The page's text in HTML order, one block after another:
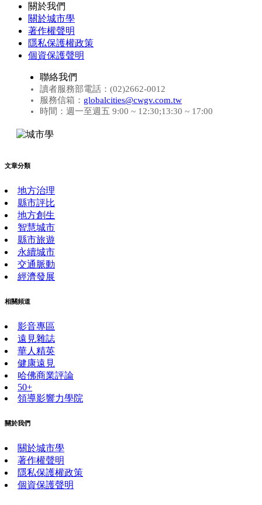
關於我們
關於城市學
著作權聲明
隱私保護權政策
個資保護聲明
聯絡我們
讀者服務部電話：(02)2662-0012
服務信箱： globalcities@cwgv.com.tw
時間：週一至週五 9:00 ~ 12:30;13:30 ~ 17:00
文章分類
地方治理
縣市評比
地方創生
智慧城市
縣市旅遊
永續城市
交通脈動
經濟發展
相關頻道
影音專區
遠見雜誌
華人精英
健康遠見
哈佛商業評論
50+
領導影響力學院
關於我們
關於城市學
著作權聲明
隱私保護權政策
個資保護聲明